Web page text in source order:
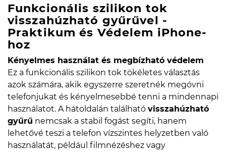
Funkcionális szilikon tok
visszahúzható gyűrűvel -
Praktikum és Védelem iPhone-
hoz
Kényelmes használat és megbízható védelem
Ez a funkcionális szilikon tok tökéletes választás
azok számára, akik egyszerre szeretnék megóvni
telefonjukat és kényelmesebbé tenni a mindennapi
használatot. A hátoldalán található visszahúzható
gyűrű nemcsak a stabil fogást segíti, hanem
lehetővé teszi a telefon vízszintes helyzetben való
használatát, például filmnézéshez vagy